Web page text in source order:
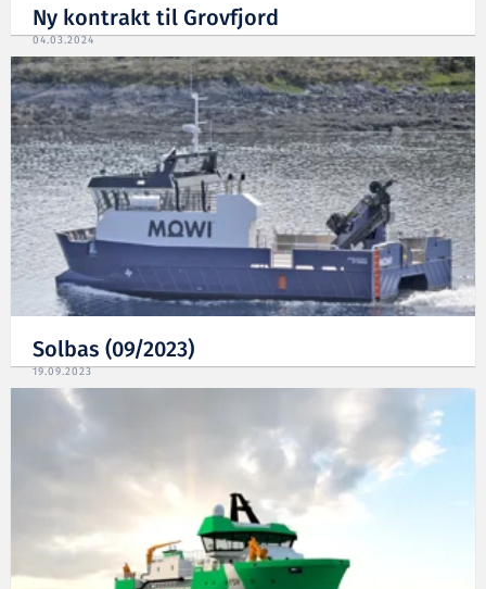
Ny kontrakt til Grovfjord
04.03.2024
Solbas (09/2023)
19.09.2023